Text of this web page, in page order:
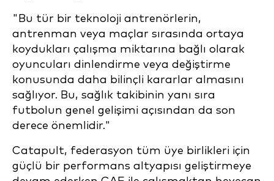
"Bu tür bir teknoloji antrenörlerin,
antrenman veya maçlar sırasında ortaya
koydukları çalışma miktarına bağlı olarak
oyuncuları dinlendirme veya değiştirme
konusunda daha bilinçli kararlar almasını
sağlıyor. Bu, sağlık takibinin yanı sıra
futbolun genel gelişimi açısından da son
derece önemlidir."
Catapult, federasyon tüm üye birlikleri için
güçlü bir performans altyapısı geliştirmeye